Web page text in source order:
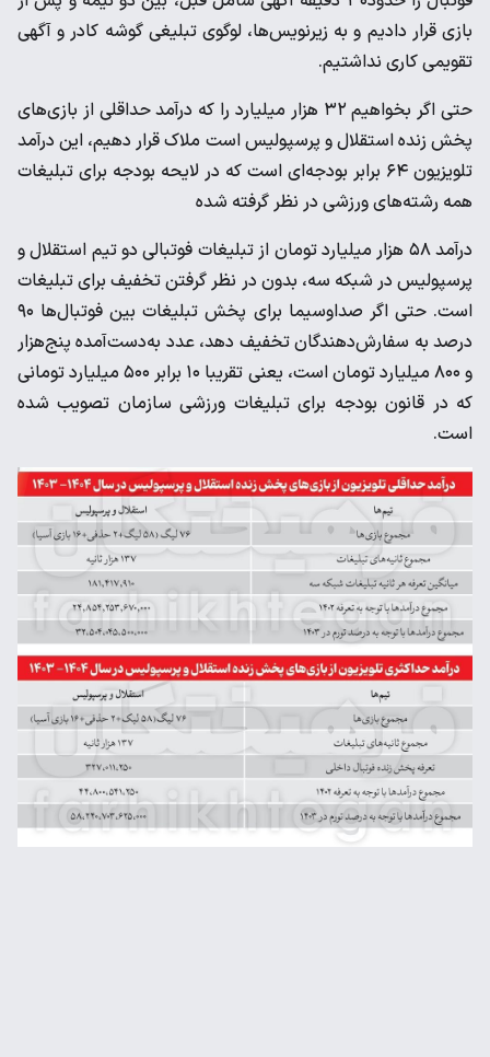
بازی قرار دادیم و به زیرنویس‌ها، لوگوی تبلیغی گوشه کادر و آگهی
تقویمی کاری نداشتیم.
حتی اگر بخواهیم ۳۲ هزار میلیارد را که درآمد حداقلی از بازی‌های
پخش زنده استقلال و پرسپولیس است ملاک قرار دهیم، این درآمد
تلویزیون ۶۴ برابر بودجه‌ای است که در لایحه بودجه برای تبلیغات
همه رشته‌های ورزشی در نظر گرفته‌ شده
درآمد ۵۸ هزار میلیارد تومان از تبلیغات فوتبالی دو تیم استقلال و
پرسپولیس در شبکه سه، بدون در نظر گرفتن تخفیف برای تبلیغات
است. حتی اگر صداوسیما برای پخش تبلیغات بین فوتبال‌ها ۹۰
درصد به سفارش‌دهندگان تخفیف دهد، عدد به‌دست‌آمده پنج‌هزار
و ۸۰۰ میلیارد تومان است، یعنی تقریبا ۱۰ برابر ۵۰۰ میلیارد تومانی
که در قانون بودجه برای تبلیغات ورزشی سازمان تصویب شده
است.